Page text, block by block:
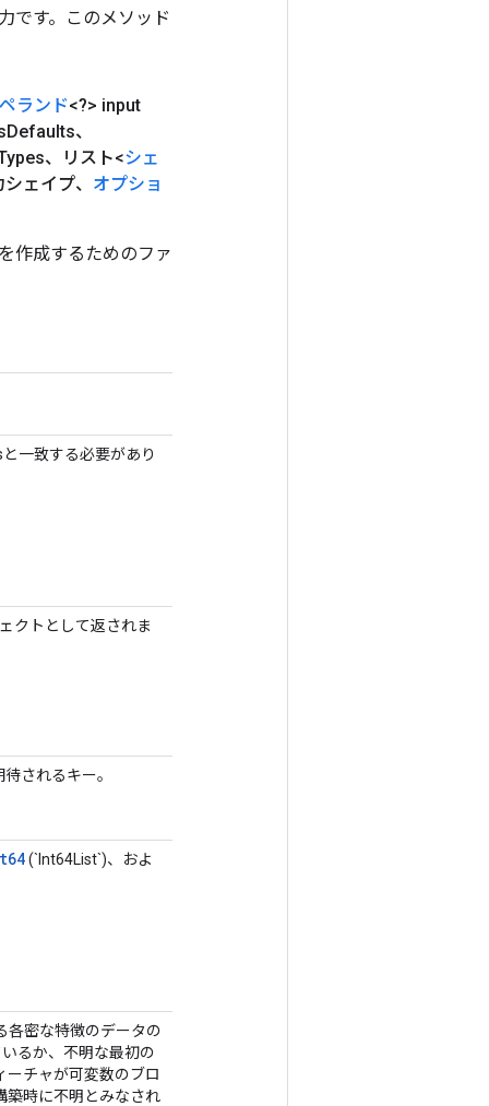
です。このメソッド
ランド<?> input
Defaults、
、リスト<シェ
ェイプ、 オプショ
作成するためのファ
一致する必要があり
クトとして返されま
されるキー。
(`Int64List`)、およ
各密な特徴のデータの
るか、不明な最初の
チャが可変数のブロ
築時に不明とみなされ